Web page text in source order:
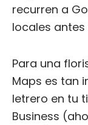
recurren a
locales
Para una
Maps es tan
letrero en tu
Business